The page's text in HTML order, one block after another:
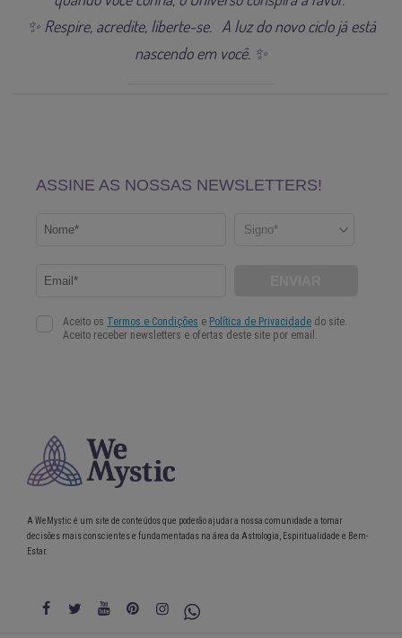
✨ Respire, acredite, liberte-se. A luz do novo ciclo já está
nascendo em você. ✨
A WeMystic é um site de conteúdos que poderão ajudar a nossa comunidade a tomar
decisões mais conscientes e fundamentadas na área da Astrologia, Espiritualidade e Bem-
Estar.